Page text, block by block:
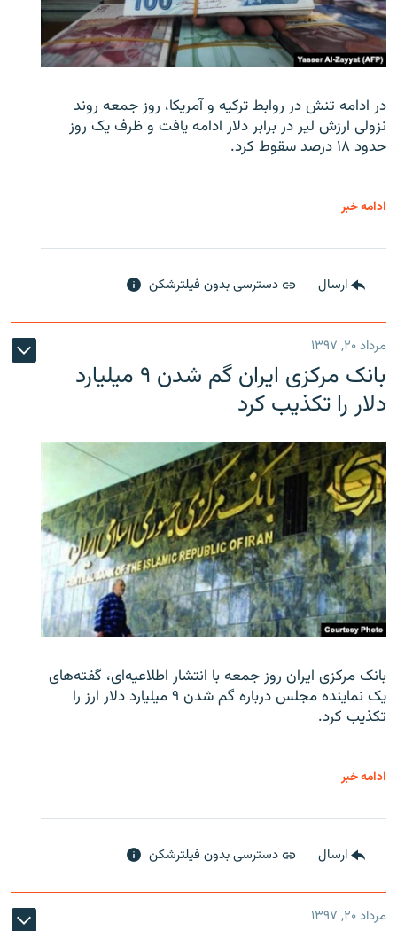
در ادامه تنش در روابط ترکیه و آمریکا، روز جمعه روند
نزولی ارزش لیر در برابر دلار ادامه یافت و ظرف یک روز
حدود ۱۸ درصد سقوط کرد.
ادامه خبر
ارسال دسترسی بدون فیلترشکن
مرداد ۲۰, ۱۳۹۷
بانک مرکزی ایران گم شدن ۹ میلیارد
دلار را تکذیب کرد
بانک مرکزی ایران روز جمعه با انتشار اطلاعیه‌ای، گفته‌های
یک نماینده مجلس درباره گم شدن ۹ میلیارد دلار ارز را
تکذیب کرد.
ادامه خبر
ارسال دسترسی بدون فیلترشکن
مرداد ۲۰, ۱۳۹۷